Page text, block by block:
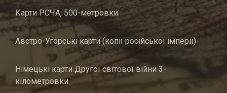
Карти РСЧА, 500-метровки
Австро-Угорські карти (копії російської імперії)
Німецькі карти Другої світової війни 3-
кілометровки